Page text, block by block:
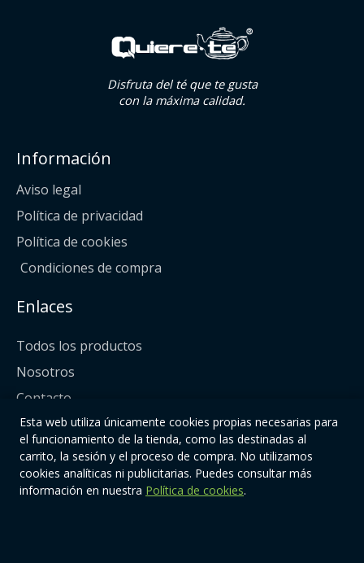
Disfruta del té que te gusta
con la máxima calidad.
Información
Aviso legal
Política de privacidad
Política de cookies
Condiciones de compra
Enlaces
Todos los productos
Nosotros
Contacto
Síguenos
Esta web utiliza únicamente cookies propias necesarias para
el funcionamiento de la tienda, como las destinadas al
carrito, la sesión y el proceso de compra. No utilizamos
cookies analíticas ni publicitarias. Puedes consultar más
información en nuestra Política de cookies.